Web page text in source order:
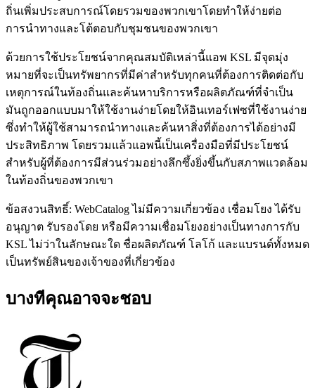
ถิ่นเพิ่มประสบการณ์โดยรวมของพวกเขาโดยทำให้ง่ายต่อ
การนำทางและโต้ตอบกับชุมชนของพวกเขา
ด้วยการใช้ประโยชน์จากคุณสมบัติเหล่านี้แอพ KSL มีจุดมุ่ง
หมายที่จะเป็นทรัพยากรที่มีค่าสำหรับทุกคนที่ต้องการติดต่อกับ
เหตุการณ์ในท้องถิ่นและค้นหาบริการหรือผลิตภัณฑ์ที่จำเป็น
มันถูกออกแบบมาให้ใช้งานง่ายโดยให้อินเทอร์เฟซที่ใช้งานง่าย
ซึ่งทำให้ผู้ใช้สามารถนำทางและค้นหาสิ่งที่ต้องการได้อย่างมี
ประสิทธิภาพ โดยรวมแล้วแอพนี้เป็นเครื่องมือที่มีประโยชน์
สำหรับผู้ที่ต้องการมีส่วนร่วมอย่างลึกซึ้งยิ่งขึ้นกับสภาพแวดล้อม
ในท้องถิ่นของพวกเขา
ข้อสงวนสิทธิ์: WebCatalog ไม่มีความเกี่ยวข้อง เชื่อมโยง ได้รับ
อนุญาต รับรองโดย หรือมีความเชื่อมโยงอย่างเป็นทางการกับ
KSL ไม่ว่าในลักษณะใด ชื่อผลิตภัณฑ์ โลโก้ และแบรนด์ทั้งหมด
เป็นทรัพย์สินของเจ้าของที่เกี่ยวข้อง
บางทีคุณอาจจะชอบ